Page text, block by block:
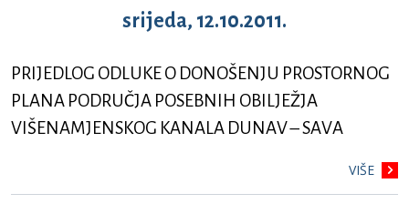
srijeda, 12.10.2011.
PRIJEDLOG ODLUKE O DONOŠENJU PROSTORNOG
PLANA PODRUČJA POSEBNIH OBILJEŽJA
VIŠENAMJENSKOG KANALA DUNAV – SAVA
VIŠE